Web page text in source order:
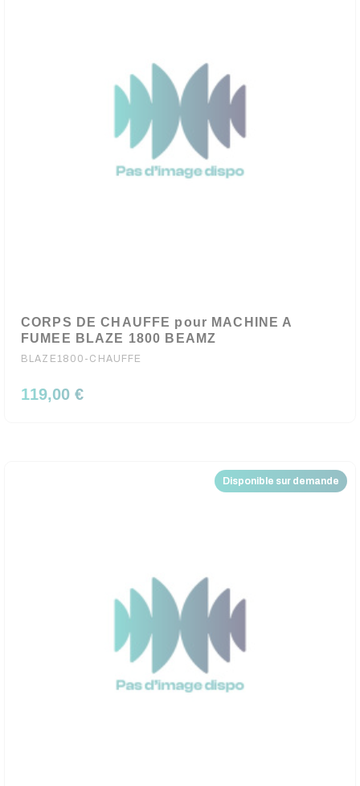
CORPS DE CHAUFFE pour MACHINE A
FUMEE BLAZE 1800 BEAMZ
BLAZE1800-CHAUFFE
119,00 €
Nouveau
Disponible sur demande